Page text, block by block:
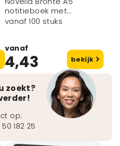
notitieboek met
glanzende harde cover,
vanaf 100 stuks
vanaf
4,43 bekijk
zoekt?
op:
182 25